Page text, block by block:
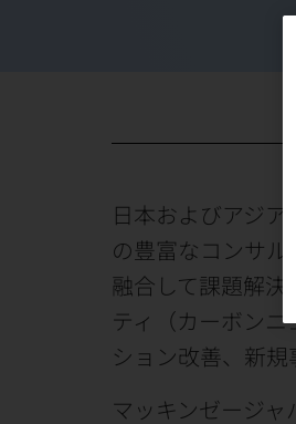
日本およびアジ
の豊富なコンサル
融合して課題解
ティ（カーボン
ション改善、新規
マッキンゼージ